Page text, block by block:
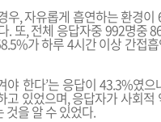
우, 자유롭게 흡연하는 환경
. 또, 전체 응답자중 992명중
가 하루 4시간 이상 간접
야 한다’는 응답이 43.3%였
있었으며, 응답자가 사회
것을 알 수 있었다.